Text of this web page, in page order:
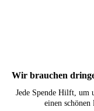
Wir brauchen
Jede Spende Hilft, um
einen schönen